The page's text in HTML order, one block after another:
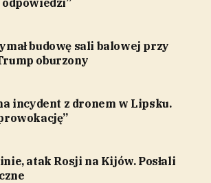
budowę sali balowej przy
oburzony
incydent z dronem w Lipsku.
atak Rosji na Kijów. Posłali